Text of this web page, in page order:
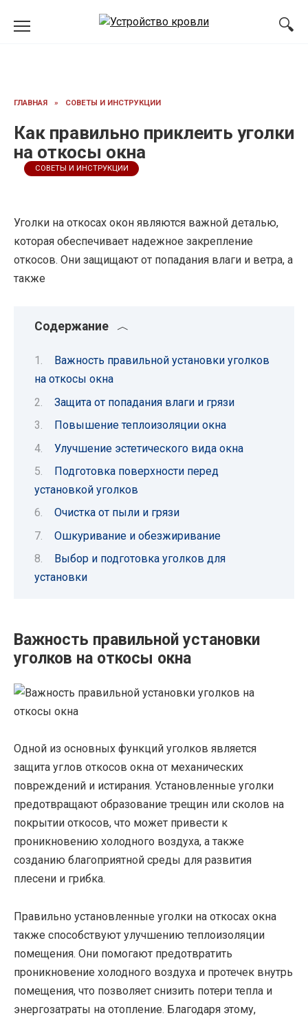
ГЛАВНАЯ » СОВЕТЫ И ИНСТРУКЦИИ
Как правильно приклеить уголки
на откосы окна
СОВЕТЫ И ИНСТРУКЦИИ
Уголки на откосах окон являются важной деталью,
которая обеспечивает надежное закрепление
откосов. Они защищают от попадания влаги и ветра, а
также
Содержание
Важность правильной установки уголков
на откосы окна
Защита от попадания влаги и грязи
Повышение теплоизоляции окна
Улучшение эстетического вида окна
Подготовка поверхности перед
установкой уголков
Очистка от пыли и грязи
Ошкуривание и обезжиривание
Выбор и подготовка уголков для
установки
Важность правильной установки
уголков на откосы окна
Одной из основных функций уголков является
защита углов откосов окна от механических
повреждений и истирания. Установленные уголки
предотвращают образование трещин или сколов на
покрытии откосов, что может привести к
проникновению холодного воздуха, а также
созданию благоприятной среды для развития
плесени и грибка.
Правильно установленные уголки на откосах окна
также способствуют улучшению теплоизоляции
помещения. Они помогают предотвратить
проникновение холодного воздуха и протечек внутрь
помещения, что позволяет снизить потери тепла и
энергозатраты на отопление. Благодаря этому,